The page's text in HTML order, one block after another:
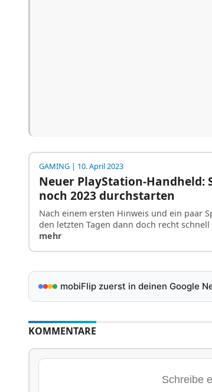
GAMING| 10. April 2023
Neuer PlayStation-Handheld:
noch 2023 durchstarten
Nach einem ersten Hinweis und ein paar
den letzten Tagen dann doch recht
mehr
mobiFlip zuerst in deinen Google
KOMMENTARE